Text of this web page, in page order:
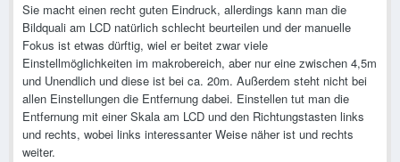
Sie macht einen recht guten Eindruck, allerdings kann man die
Bildquali am LCD natürlich schlecht beurteilen und der manuelle
Fokus ist etwas dürftig, wiel er beitet zwar viele
Einstellmöglichkeiten im makrobereich, aber nur eine zwischen 4,5m
und Unendlich und diese ist bei ca. 20m. Außerdem steht nicht bei
allen Einstellungen die Entfernung dabei. Einstellen tut man die
Entfernung mit einer Skala am LCD und den Richtungstasten links
und rechts, wobei links interessanter Weise näher ist und rechts
weiter.